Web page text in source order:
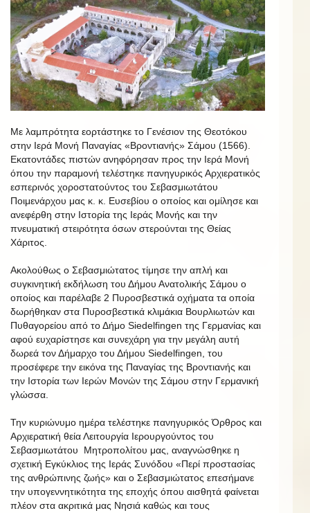
Με λαμπρότητα εορτάστηκε το Γενέσιον της Θεοτόκου
στην Ιερά Μονή Παναγίας «Βροντιανής» Σάμου (1566).
Εκατοντάδες πιστών ανηφόρησαν προς την Ιερά Μονή
όπου την παραμονή τελέστηκε πανηγυρικός Αρχιερατικὀς
εσπερινός χοροστατούντος του Σεβασμιωτάτου
Ποιμενάρχου μας κ. κ. Ευσεβίου ο οποίος και ομίλησε και
ανεφέρθη στην Ιστορία της Ιεράς Μονής και την
πνευματική στειρότητα όσων στερούνται της Θείας
Χάριτος.
Ακολούθως ο Σεβασμιώτατος τίμησε την απλή και
συγκινητική εκδήλωση του Δήμου Ανατολικής Σάμου ο
οποίος και παρέλαβε 2 Πυροσβεστικά οχήματα τα οποία
δωρήθηκαν στα Πυροσβεστικά κλιμάκια Βουρλιωτών και
Πυθαγορείου από το Δήμο Siedelfingen της Γερμανίας και
αφού ευχαρίστησε και συνεχάρη για την μεγάλη αυτή
δωρεά τον Δήμαρχο του Δήμου Siedelfingen, του
προσέφερε την εικόνα της Παναγίας της Βροντιανής και
την Ιστορία των Ιερών Μονών της Σάμου στην Γερμανική
γλώσσα.
Την κυριώνυμο ημέρα τελέστηκε πανηγυρικός Όρθρος και
Αρχιερατική θεία Λειτουργία Ιερουργούντος του
Σεβασμιωτάτου Μητροπολίτου μας, αναγνώσθηκε η
σχετική Εγκύκλιος της Ιεράς Συνόδου «Περί προστασίας
της ανθρώπινης ζωής» και ο Σεβασμιώτατος επεσήμανε
την υπογεννητικότητα της εποχής όπου αισθητά φαίνεται
πλέον στα ακριτικά μας Νησιά καθώς και τους